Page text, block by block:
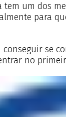
tem um dos
para
conseguir se
no